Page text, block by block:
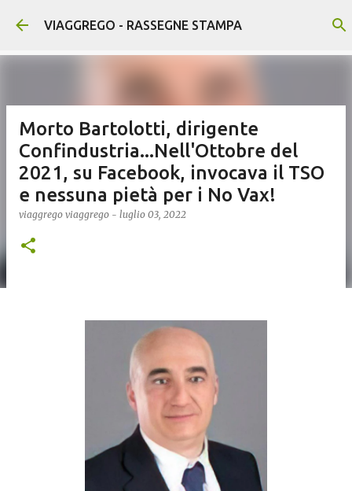
Passa ai contenuti principali
VIAGGREGO - RASSEGNE STAMPA
Morto Bartolotti, dirigente
Confindustria...Nell'Ottobre del
2021, su Facebook, invocava il TSO
e nessuna pietà per i No Vax!
viaggrego viaggrego - luglio 03, 2022